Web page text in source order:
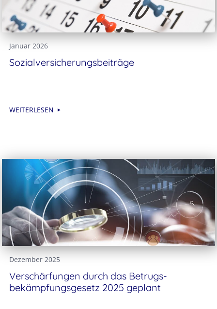
Januar 2026
Sozialversicherungsbeiträge
WEITERLESEN
Dezember 2025
Verschärfungen durch das Betrugs­
bekämpfungs­gesetz 2025 geplant